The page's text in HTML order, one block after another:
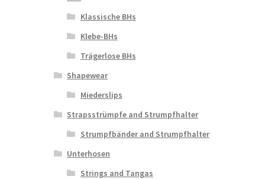
Klassische BHs
Klebe-BHs
Trägerlose BHs
Shapewear
Miederslips
Strapsstrümpfe and Strumpfhalter
Strumpfbänder and Strumpfhalter
Unterhosen
Strings and Tangas